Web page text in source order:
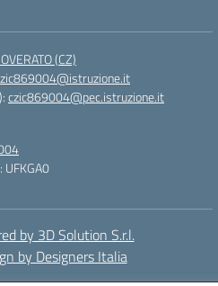
(CZ)
czic869004@pec.istruzione.it
UFKGA0
by 3D Solution S.r.l.
by Designers Italia